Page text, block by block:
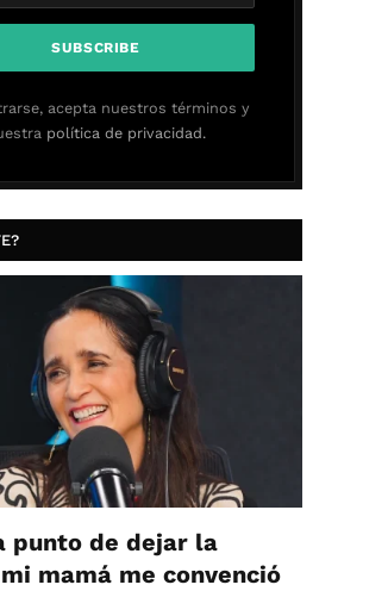
acepta nuestros términos y
política de privacidad.
punto de dejar la
mamá me convenció